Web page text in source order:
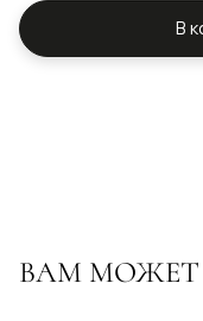
В
ВАМ МОЖЕТ